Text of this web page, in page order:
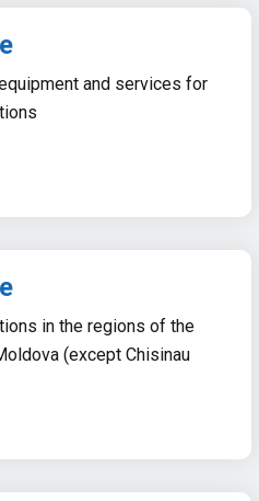
and services for
in the regions of the
(except Chisinau